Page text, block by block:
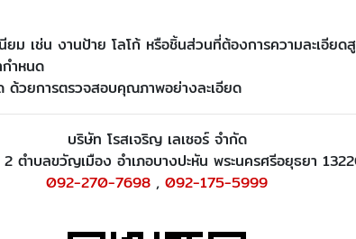
ยม เช่น งานป้าย โลโก้ หรือชิ้นส่วนที่ต้องการความละเอียด
ำหนด
ด้วยการตรวจสอบคุณภาพอย่างละเอียด
บริษัท โรสเจริญ เลเซอร์ จำกัด
ตำบลขวัญเมือง อำเภอบางปะหัน พระนครศรีอยุธยา
092-270-7698 , 092-175-5999